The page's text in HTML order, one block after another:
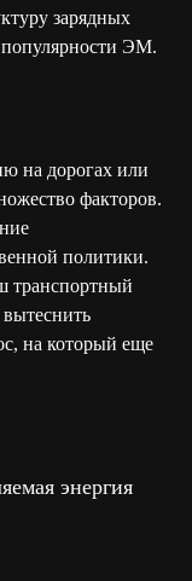
зарядных
популярности ЭМ.
на дорогах или
факторов.
политики.
транспортный
на который еще
энергия